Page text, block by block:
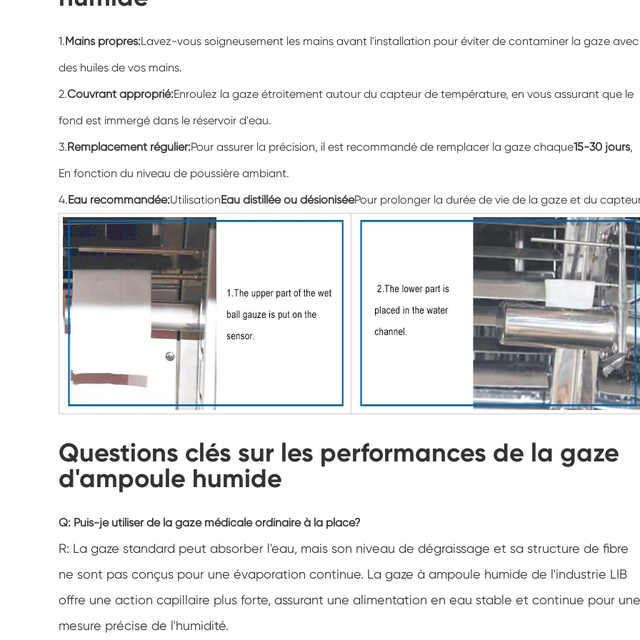
Chambre de température
Chambre environnementale sous-zéro
Équipement d'essai accéléré de durée de
Chambre de la température Shaker
Cabinet de basse température constante
Chambre d'essai de preuve d'explosion
Chambre d'essai de congélation d'humidité
Chambre d'essai pour modules PV
Chambre d'essai PV
1.Mains propres:Lavez-vous soigneusement les mains avant l'installation pour éviter de contaminer la gaze avec
des huiles de vos mains.
2.Couvrant approprié:Enroulez la gaze étroitement autour du capteur de température, en vous assurant que le
fond est immergé dans le réservoir d'eau.
3.Remplacement régulier:Pour assurer la précision, il est recommandé de remplacer la gaze chaque15-30 jours,
En fonction du niveau de poussière ambiant.
4.Eau recommandée:UtilisationEau distillée ou désioniséePour prolonger la durée de vie de la gaze et du
Questions clés sur les performances de la gaze
d'ampoule humide
Q: Puis-je utiliser de la gaze médicale ordinaire à la place?
R: La gaze standard peut absorber l'eau, mais son niveau de dégraissage et sa structure de fibre
ne sont pas conçus pour une évaporation continue. La gaze à ampoule humide de l'industrie LIB
offre une action capillaire plus forte, assurant une alimentation en eau stable et continue pour une
mesure précise de l'humidité.